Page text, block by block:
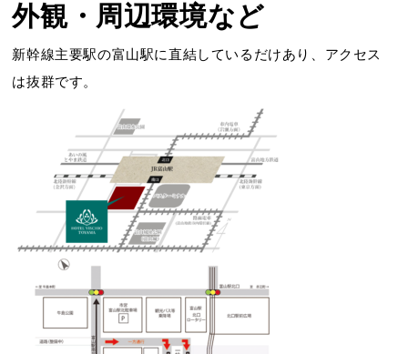
外観・周辺環境など
新幹線主要駅の富山駅に直結しているだけあり、アクセス
は抜群です。